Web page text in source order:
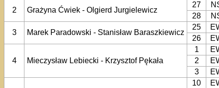
2
Grażyna Ćwiek - Olgierd Jurgielewicz
27
28
3
Marek Paradowski - Stanisław Baraszkiewicz
25
26
4 Mieczysław Lebiecki - Krzysztof Pękała
1
2
3
10